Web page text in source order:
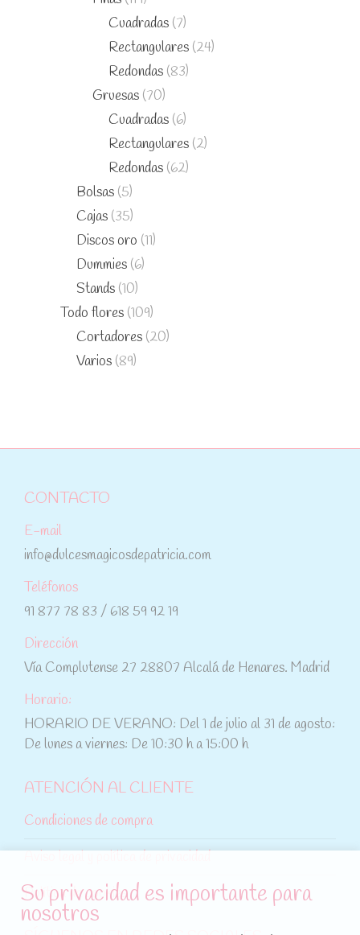
Cuadradas (7)
Rectangulares (24)
Redondas (83)
Gruesas (70)
Cuadradas (6)
Rectangulares (2)
Redondas (62)
Bolsas (5)
Cajas (35)
Discos oro (11)
Dummies (6)
Stands (10)
Todo flores (109)
Cortadores (20)
Varios (89)
CONTACTO
E-mail
info@dulcesmagicosdepatricia.com
Teléfonos
91 877 78 83 / 618 59 92 19
Dirección
Vía Complutense 27 28807 Alcalá de Henares. Madrid
Horario:
HORARIO DE VERANO: Del 1 de julio al 31 de agosto:
De lunes a viernes: De 10:30 h a 15:00 h
ATENCIÓN AL CLIENTE
Condiciones de compra
Política de cookies
Su privacidad es importante para
nosotros